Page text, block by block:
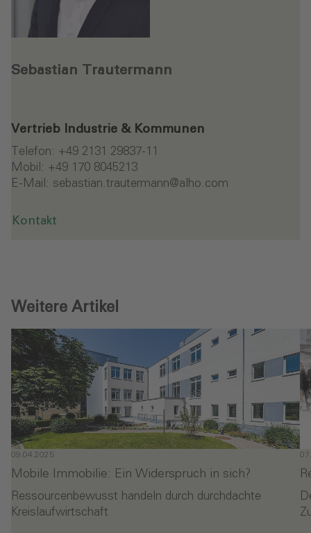
Sebastian Trautermann
Vertrieb Industrie & Kommunen
Telefon: +49 2131 29837-11
Mobil: +49 170 8045213
E-Mail: sebastian.trautermann@alho.com
Kontakt
Weitere Artikel
09.04.2025
Mobile Immobilie: Ein Widerspruch in sich?
Ressourcenbewusst handeln durch durchdachte
Kreislaufwirtschaft